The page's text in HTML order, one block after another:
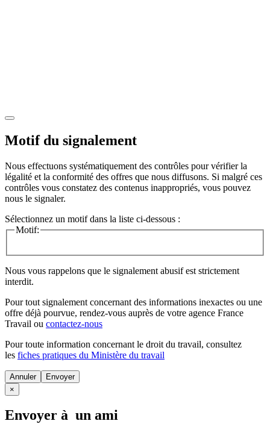
Motif du signalement
Nous effectuons systématiquement des contrôles pour vérifier la
légalité et la conformité des offres que nous diffusons. Si malgré ces
contrôles vous constatez des contenus inappropriés, vous pouvez
nous le signaler.
Sélectionnez un motif dans la liste ci-dessous :
Motif:
Nous vous rappelons que le signalement abusif est strictement
interdit.
Pour tout signalement concernant des informations inexactes ou une
offre déjà pourvue, rendez-vous auprès de votre agence France
Travail ou contactez-nous
Pour toute information concernant le droit du travail, consultez
les fiches pratiques du Ministère du travail
Annuler
×
Envoyer à un ami